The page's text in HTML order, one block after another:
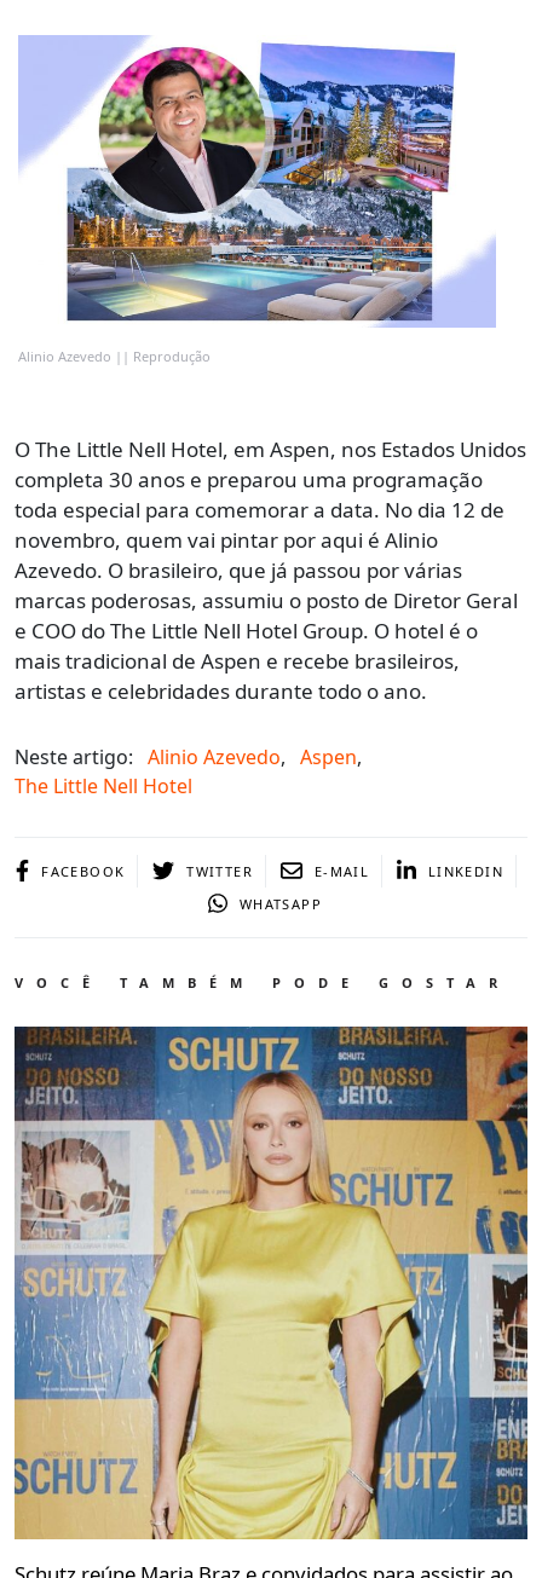
Alinio Azevedo || Reprodução
O The Little Nell Hotel, em Aspen, nos Estados Unidos
completa 30 anos e preparou uma programação
toda especial para comemorar a data. No dia 12 de
novembro, quem vai pintar por aqui é Alinio
Azevedo. O brasileiro, que já passou por várias
marcas poderosas, assumiu o posto de Diretor Geral
e COO do The Little Nell Hotel Group. O hotel é o
mais tradicional de Aspen e recebe brasileiros,
artistas e celebridades durante todo o ano.
Neste artigo: Alinio Azevedo, Aspen,
The Little Nell Hotel
FACEBOOK TWITTER E-MAIL
LINKEDIN
WHATSAPP
VOCÊ TAMBÉM PODE GOSTAR